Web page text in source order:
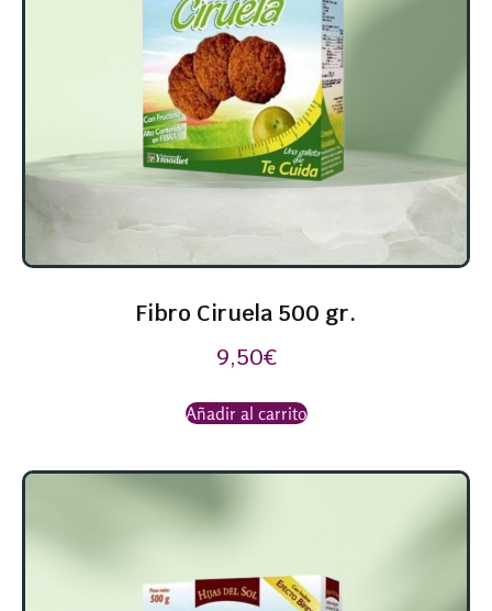
Fibro Ciruela 500 gr.
9,50€
Añadir al carrito